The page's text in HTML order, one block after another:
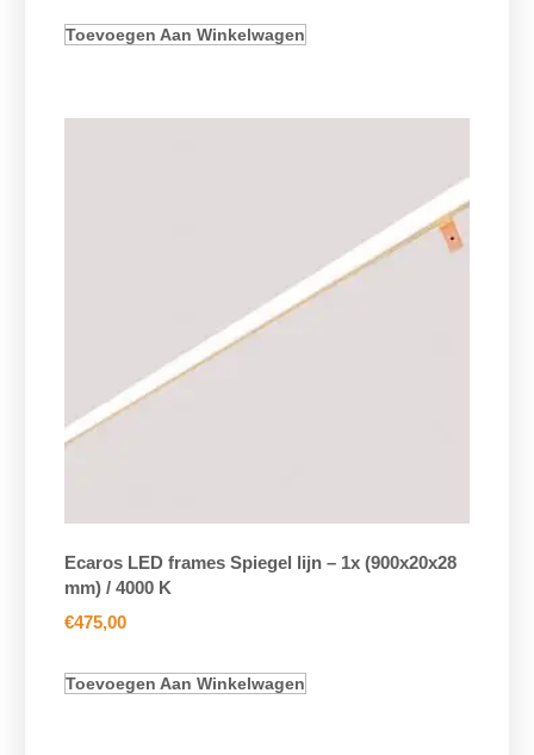
Toevoegen Aan Winkelwagen
Ecaros LED frames Spiegel lijn – 1x (900x20x28
mm) / 4000 K
€475,00
Toevoegen Aan Winkelwagen